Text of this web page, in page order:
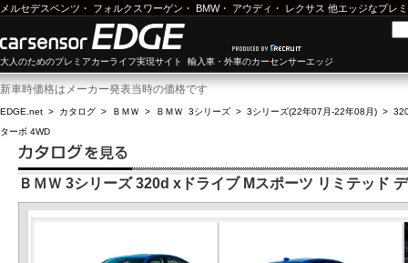
メルセデスベンツ ・ フォルクスワーゲン ・ BMW・ アウディ ・ レクサス 他エッジなプレ
大人のためのプレミアカーライフ実現サイト 輸入車・外車のカーセンサーエッジ
新車時価格はメーカー発表当時の価格です
EDGE.net > カタログ > ＢＭＷ > ＢＭＷ 3シリーズ > 3シリーズ(22年07月-22年08月) >
ターボ 4WD
ＢＭＷ 3シリーズ 320d xドライブ Mスポーツ リミテッド